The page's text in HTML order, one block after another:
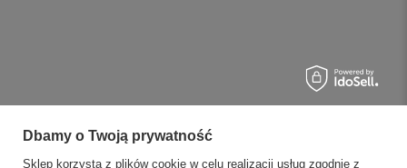
Dbamy o Twoją prywatność
Sklep korzysta z plików cookie w celu realizacji usług zgodnie z